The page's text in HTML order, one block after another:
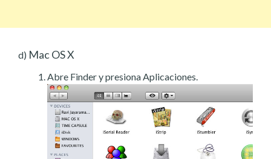
d) Mac OS X
Abre Finder y presiona Aplicaciones.